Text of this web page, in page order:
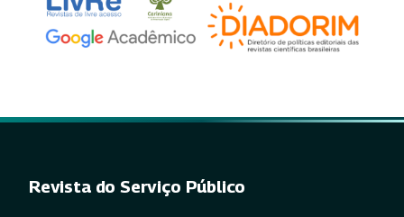
Revista do Serviço Público